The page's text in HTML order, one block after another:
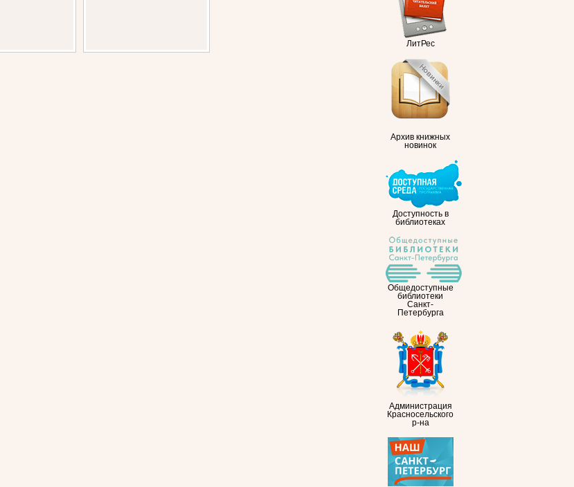
ЛитРес
Архив книжных
новинок
Доступность в
библиотеках
Общедоступные
библиотеки
Санкт-
Петербурга
Администрация
Красносельского
р-на